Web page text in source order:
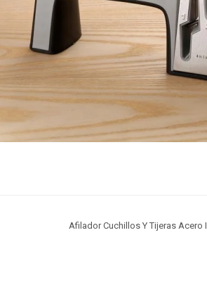
Afilador Cuchillos Y Tijeras Acero